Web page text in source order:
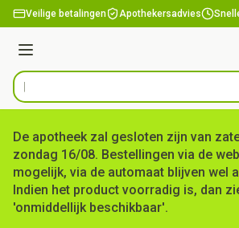
Ga naar de inhoud
Veilige betalingen Apothekersadvies
Menu
Product, merk, categorie...
De apotheek zal gesloten zijn van
zondag 16/08. Bestellingen via de
mogelijk, via de automaat blijven wel
Indien het product voorradig is, dan
'onmiddellijk beschikbaar'.